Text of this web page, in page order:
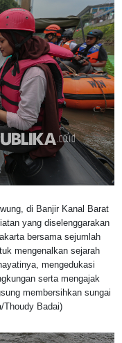
di Banjir Kanal Barat
yang diselenggarakan
bersama sejumlah
mengenalkan sejarah
mengedukasi
serta mengajak
membersihkan sungai
Thoudy Badai)